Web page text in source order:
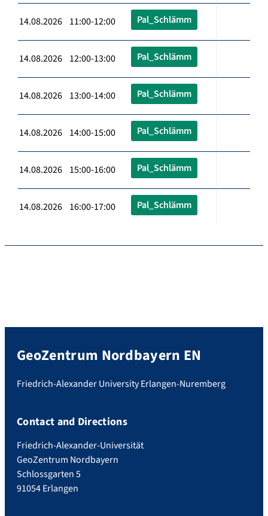
14.08.2026 11:00-12:00 Pal_Schlämm
14.08.2026 12:00-13:00 Pal_Schlämm
14.08.2026 13:00-14:00 Pal_Schlämm
14.08.2026 14:00-15:00 Pal_Schlämm
14.08.2026 15:00-16:00 Pal_Schlämm
14.08.2026 16:00-17:00 Pal_Schlämm
GeoZentrum Nordbayern EN
Friedrich-Alexander University Erlangen-Nuremberg
Contact and Directions
Friedrich-Alexander-Universität
GeoZentrum Nordbayern
Schlossgarten 5
91054 Erlangen